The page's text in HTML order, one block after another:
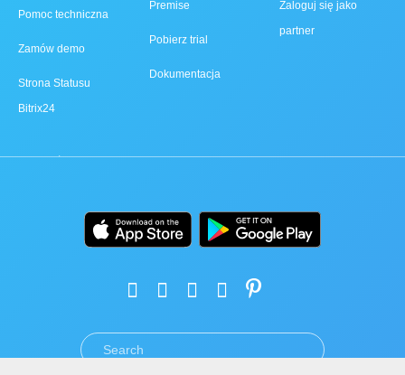
Pomoc techniczna
Zamów demo
Strona Statusu
Bitrix24
Premise
Pobierz trial
Dokumentacja
Zaloguj się jako
partner